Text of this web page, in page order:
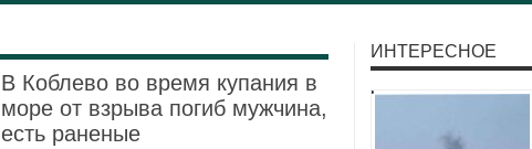
В Коблево во время купания в
море от взрыва погиб мужчина,
есть раненые
ИНТЕРЕСНОЕ